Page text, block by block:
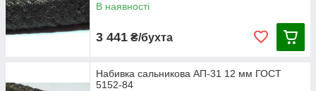
В наявності
3 441 ₴/бухта
Набивка сальникова АП-31 12 мм ГОСТ
5152-84